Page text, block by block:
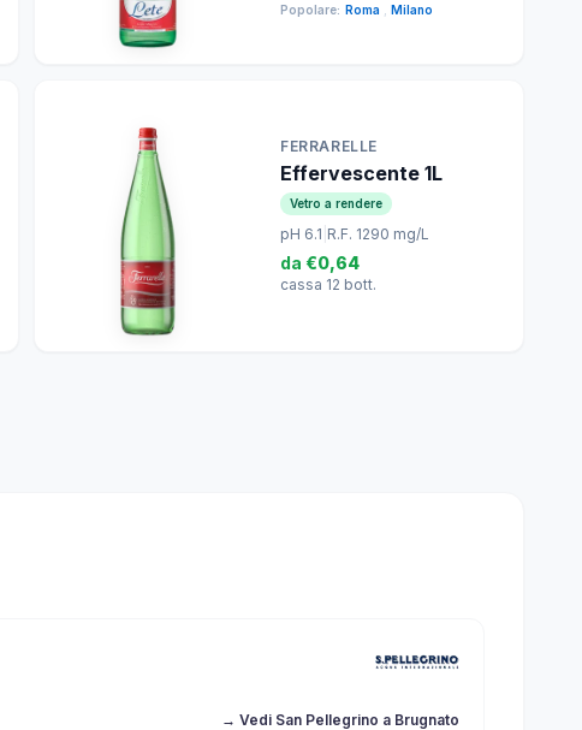
Popolare: Roma Milano
FERRARELLE
Effervescente 1L
Vetro a rendere
pH 6.1 R.F. 1290 mg/L
da €0,64
cassa 12 bott.
→ Vedi San Pellegrino a Brugnato